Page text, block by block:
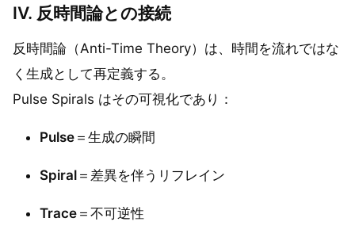
IV. 反時間論との接続
反時間論（Anti-Time Theory）は、時間を流れではな
く生成として再定義する。
Pulse Spirals はその可視化であり：
Pulse ＝生成の瞬間
Spiral ＝差異を伴うリフレイン
Trace ＝不可逆性